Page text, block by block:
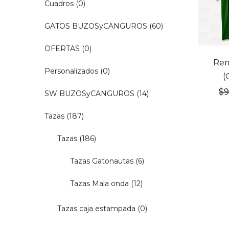
20%
$
Cuadros (0)
GATOS BUZOSyCANGUROS (60)
OFERTAS (0)
Personalizados (0)
SW BUZOSyCANGUROS (14)
Tazas (187)
Tazas (186)
Tazas Gatonautas (6)
Tazas Mala onda (12)
Tazas caja estampada (0)